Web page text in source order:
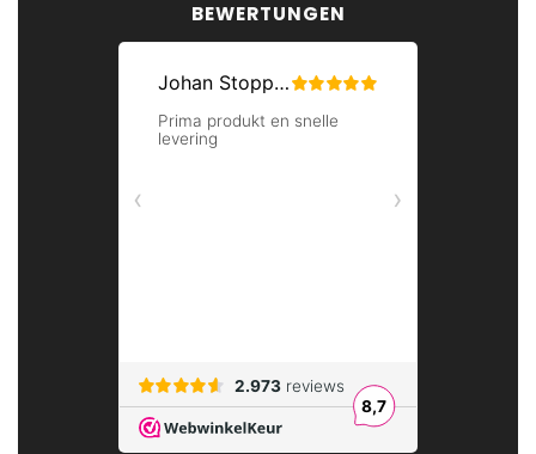
BEWERTUNGEN